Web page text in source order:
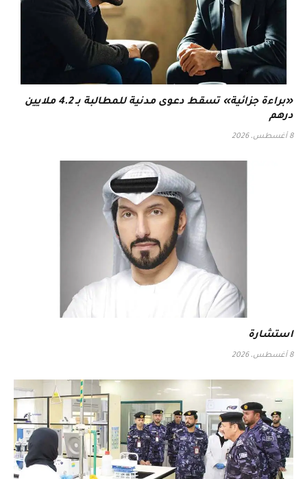
«براءة جزائية» تسقط دعوى مدنية للمطالبة بـ 4.2 ملايين
درهم
8 أغسطس، 2026
استشارة
8 أغسطس، 2026